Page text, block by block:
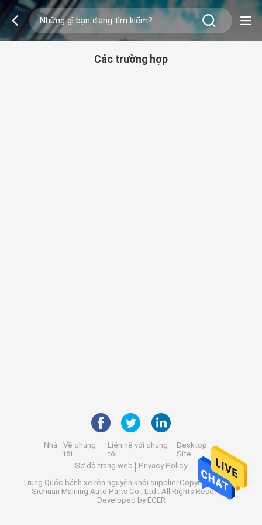
Các trường hợp
Nhà
Về chúng
tôi
Liên hệ với chúng
tôi
Desktop
Site
Sơ đồ trang web
Privacy Policy
Trung Quốc bánh xe rèn nguyên khối supplier.Copyright © 2025
Sichuan Maining Auto Parts Co., Ltd.. All Rights Reserved.
Developed by ECER